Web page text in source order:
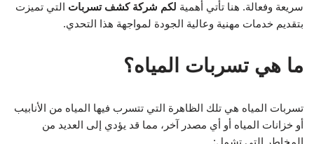
سريعة وفعالة. هنا تأتي أهمية لكم شركة كشف تسربات التي تميزت
بتقديم خدمات مهنية وعالية الجودة لمواجهة هذا التحدي.
ما هي تسربات المياه؟
تسربات المياه هي تلك الظاهرة التي تتسرب فيها المياه من الأنابيب
أو خزانات المياه أو أي مصدر آخر، مما قد يؤدي إلى العديد من
المخاطر التي تشمل: